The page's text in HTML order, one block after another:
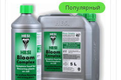
Популярный